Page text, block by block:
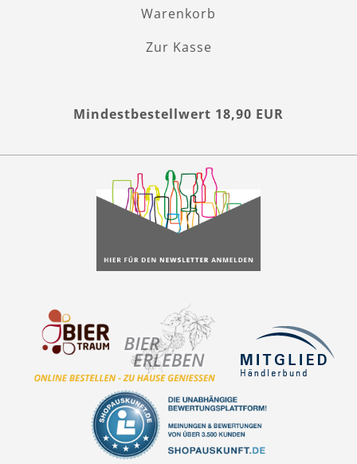
Warenkorb
Zur Kasse
Mindestbestellwert 18,90 EUR